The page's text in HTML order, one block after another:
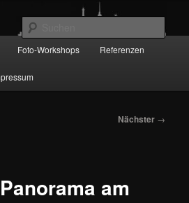
Foto-Workshops Referenzen
Nächster →
am